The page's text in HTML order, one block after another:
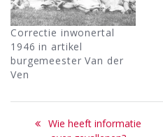
Correctie inwonertal
1946 in artikel
burgemeester Van der
Ven
Bericht
Previous
Wie heeft informatie